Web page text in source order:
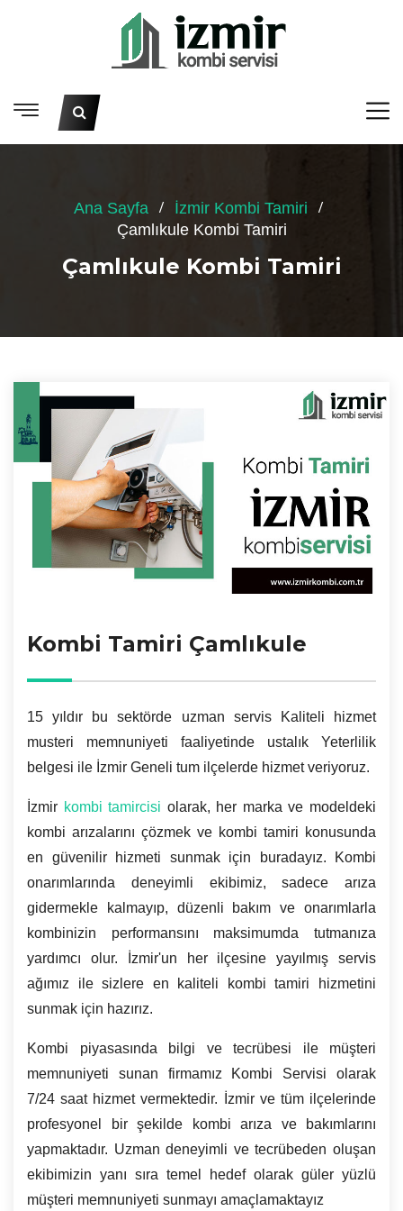
Ana Sayfa
İzmir Kombi Tamiri
Çamlıkule Kombi Tamiri
Çamlıkule Kombi Tamiri
Kombi Tamiri Çamlıkule
15 yıldır bu sektörde uzman servis Kaliteli hizmet
musteri memnuniyeti faaliyetinde ustalık Yeterlilik
belgesi ile İzmir Geneli tum ilçelerde hizmet veriyoruz.
İzmir kombi tamircisi olarak, her marka ve modeldeki
kombi arızalarını çözmek ve kombi tamiri konusunda
en güvenilir hizmeti sunmak için buradayız. Kombi
onarımlarında deneyimli ekibimiz, sadece arıza
gidermekle kalmayıp, düzenli bakım ve onarımlarla
kombinizin performansını maksimumda tutmanıza
yardımcı olur. İzmir'un her ilçesine yayılmış servis
ağımız ile sizlere en kaliteli kombi tamiri hizmetini
sunmak için hazırız.
Kombi piyasasında bilgi ve tecrübesi ile müşteri
memnuniyeti sunan firmamız Kombi Servisi olarak
7/24 saat hizmet vermektedir. İzmir ve tüm ilçelerinde
profesyonel bir şekilde kombi arıza ve bakımlarını
yapmaktadır. Uzman deneyimli ve tecrübeden oluşan
ekibimizin yanı sıra temel hedef olarak güler yüzlü
müşteri memnuniyeti sunmayı amaçlamaktayız